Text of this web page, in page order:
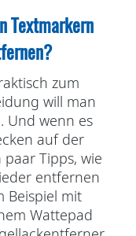
Textmarkern
zum
will man
Und wenn es
auf der
Tipps, wie
entfernen
Beispiel mit
Wattepad